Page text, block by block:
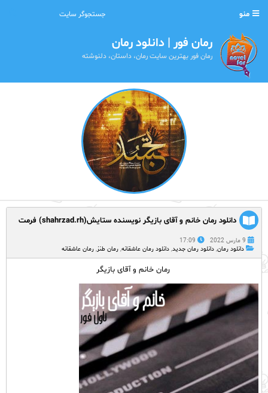
منو
رمان فور | دانلود رمان
رمان فور بهترین سایت رمان، داستان، دلنوشته
دانلود رمان خانم و آقای بازیگر نویسنده ستایش(shahrzad.rh) فرمت
9 مارس 2022
17:09
دانلود رمان, دانلود رمان جدید, دانلود رمان عاشقانه, رمان طنز, رمان عاشقانه
رمان خانم و آقای بازیگر